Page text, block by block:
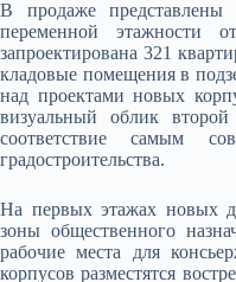
В продаже
переменной
запроектирована 321
кладовые помещения в
над проектами новых
визуальный облик
соответствие самым
градостроительства.
На первых этажах новых
зоны общественного
рабочие места для
корпусов разместятся